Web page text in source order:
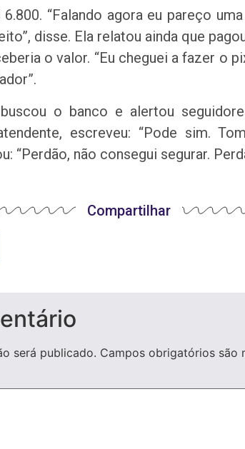
“Falando agora eu pareço
disse. Ela relatou ainda que
o valor. “Eu cheguei a fazer o
o banco e alertou
escreveu: “Pode sim.
“Perdão, não consegui segurar.
Compartilhar
será publicado. Campos obrigatórios são